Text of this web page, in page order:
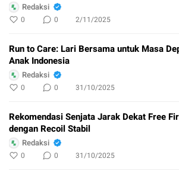
Redaksi
0 0 2/11/2025
Run to Care: Lari Bersama untuk Masa
Anak Indonesia
Redaksi
0 0 31/10/2025
Rekomendasi Senjata Jarak Dekat Free
dengan Recoil Stabil
Redaksi
0 0 31/10/2025